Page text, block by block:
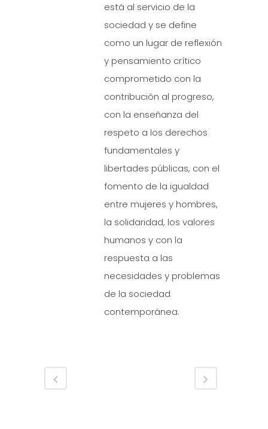
está al servicio de la
sociedad y se define
como un lugar de reflexión
y pensamiento crítico
comprometido con la
contribución al progreso,
con la enseñanza del
respeto a los derechos
fundamentales y
libertades públicas, con el
fomento de la igualdad
entre mujeres y hombres,
la solidaridad, los valores
humanos y con la
respuesta a las
necesidades y problemas
de la sociedad
contemporánea.